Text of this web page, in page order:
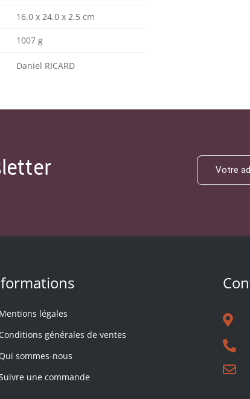
16.0 x 24.0 x 2.5 cm
1007 g
Daniel RICARD
Mentions légales
Conditions générales de ventes
Qui sommes-nous
une commande